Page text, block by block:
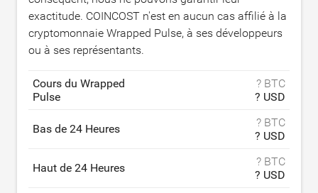
exactitude. COINCOST n'est en aucun cas affilié à la
cryptomonnaie Wrapped Pulse, à ses développeurs
ou à ses représentants.
Cours du Wrapped
Pulse
? BTC
? USD
Bas de 24 Heures
? BTC
? USD
Haut de 24 Heures
? BTC
? USD